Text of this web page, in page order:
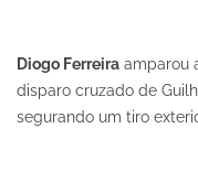
Diogo Ferreira amparou
disparo cruzado de
segurando um tiro